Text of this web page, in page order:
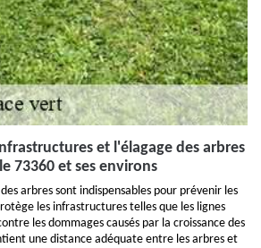
et l'élagage des arbres
73360 et ses environs
arbres sont indispensables pour prévenir les
les infrastructures telles que les lignes
les dommages causés par la croissance des
une distance adéquate entre les arbres et